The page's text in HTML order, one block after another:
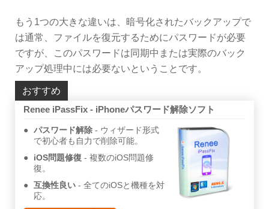
もう1つの大きな違いは、暗号化されたバックアップで
は通常、ファイルを復元するためにパスワードが必要
ですが、このパスワードは同期中または実際のバック
アップ処理中には必要ないということです。
おすすめ
Renee iPassFix - iPhoneパスワード解除ソフト
パスワード解除
ウィザード形式
で初心者も自力で削除可能。
iOS問題修復
複数のiOS問題修
復。
互換性良い
全てのiOSと機種を対
応。